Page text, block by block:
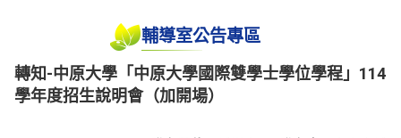
輔導室公告專區
轉知-中原大學「中原大學國際雙學士學位學程」114
學年度招生說明會（加開場）